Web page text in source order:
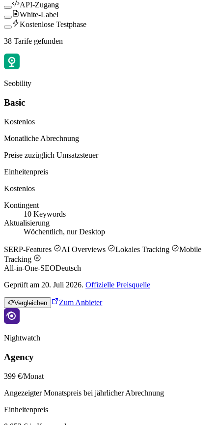
API-Zugang
White-Label
Kostenlose Testphase
38 Tarife gefunden
Seobility
Basic
Kostenlos
Monatliche Abrechnung
Preise zuzüglich Umsatzsteuer
Einheitenpreis
Kostenlos
Kontingent
10 Keywords
Aktualisierung
Wöchentlich, nur Desktop
SERP-Features AI Overviews Lokales Tracking
Mobile
Tracking
All-in-One-SEODeutsch
Geprüft am 20. Juli 2026. Offizielle Preisquelle
Vergleichen Zum Anbieter
Nightwatch
Agency
399 €/Monat
Angezeigter Monatspreis bei jährlicher Abrechnung
Einheitenpreis